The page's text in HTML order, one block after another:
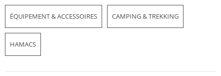
ÉQUIPEMENT & ACCESSOIRES CAMPING & TREKKING
HAMACS